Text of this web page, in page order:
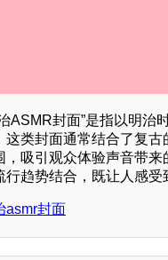
ASMR封面”是指以明治
这类封面通常结合了复
，吸引观众体验声音带
行趋势结合，既让人感受
asmr封面